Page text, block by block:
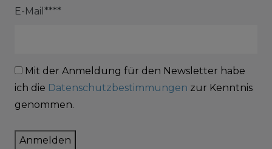
E-Mail****
Mit der Anmeldung für den Newsletter habe
ich die Datenschutzbestimmungen zur Kenntnis
genommen.
Anmelden